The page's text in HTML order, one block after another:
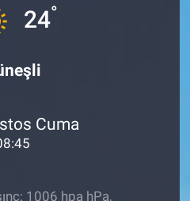
24°
Cuma
1006 hpa hPa,